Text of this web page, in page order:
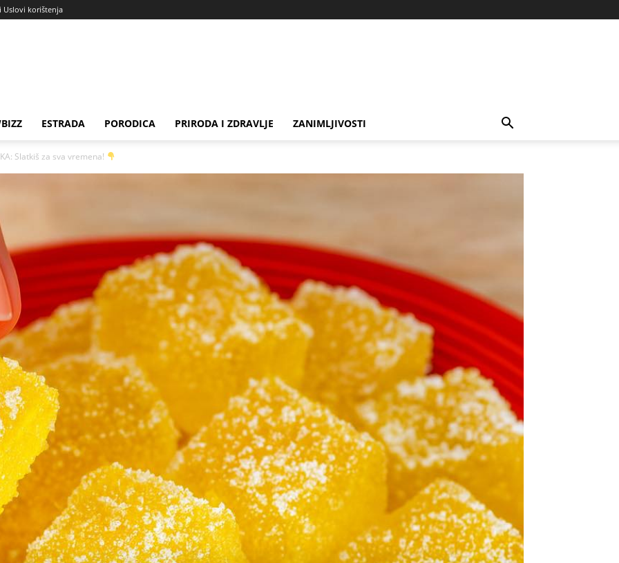
Uslovi korištenja
ESTRADA PORODICA PRIRODA I ZDRAVLJE ZANIMLJIVOSTI
Slatkiš za sva vremena!